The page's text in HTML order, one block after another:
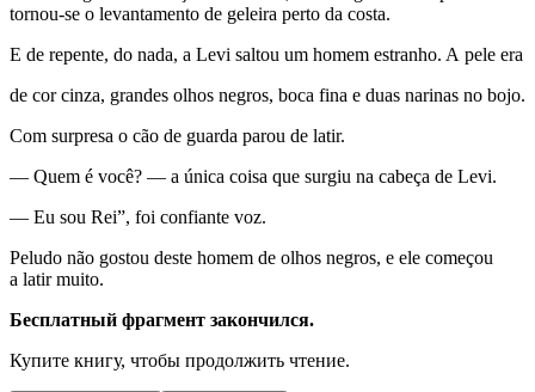
tornou-se o levantamento de geleira perto da costa.
E de repente, do nada, a Levi saltou um homem estranho. A pele era
de cor cinza, grandes olhos negros, boca fina e duas narinas no bojo.
Com surpresa o cão de guarda parou de latir.
— Quem é você? — a única coisa que surgiu na cabeça de Levi.
— Eu sou Rei”, foi confiante voz.
Peludo não gostou deste homem de olhos negros, e ele começou
a latir muito.
Бесплатный фрагмент закончился.
Купите книгу, чтобы продолжить чтение.